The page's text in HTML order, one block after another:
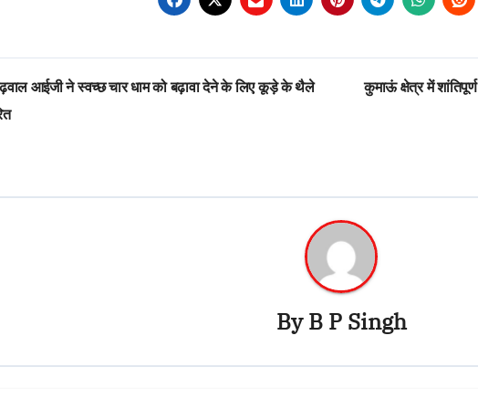
आईजी ने स्वच्छ चार धाम को बढ़ावा देने के लिए कूड़े के थैले
कुमाऊं क्षेत्र में
ByB P Singh